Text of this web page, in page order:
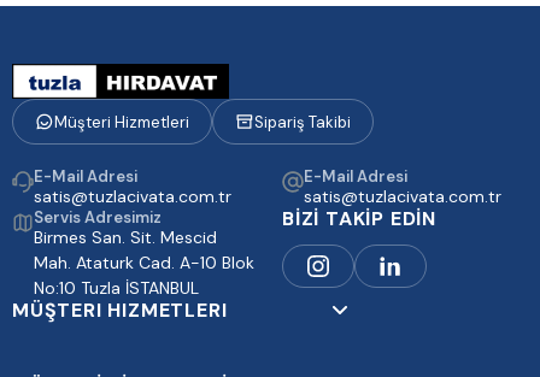
Müşteri Hizmetleri Sipariş Takibi
E-Mail Adresi
satis@tuzlacivata.com.tr
E-Mail Adresi
satis@tuzlacivata.com.tr
Servis Adresimiz
Birmes San. Sit. Mescid
Mah. Ataturk Cad. A-10 Blok
No:10 Tuzla İSTANBUL
BİZİ TAKİP EDİN
MÜŞTERI HIZMETLERI